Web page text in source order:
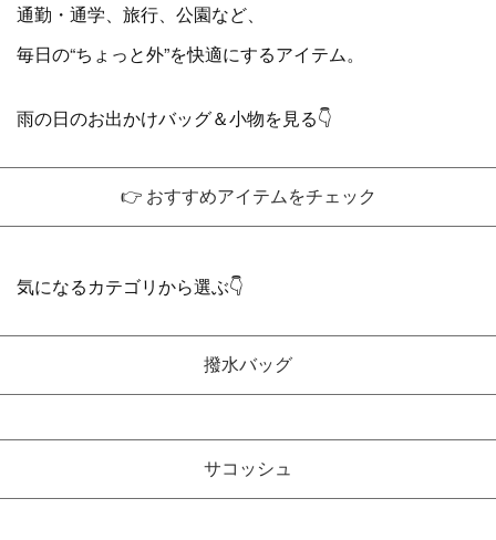
通勤・通学、旅行、公園など、
毎日の“ちょっと外”を快適にするアイテム。
雨の日のお出かけバッグ＆小物を見る👇
👉 おすすめアイテムをチェック
気になるカテゴリから選ぶ👇
撥水バッグ
サコッシュ